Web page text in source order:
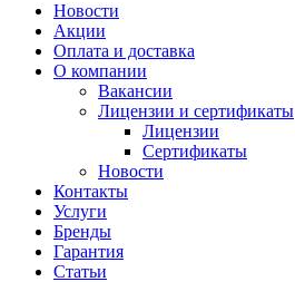
Новости
Акции
Оплата и доставка
О компании
Вакансии
Лицензии и сертификаты
Лицензии
Сертификаты
Новости
Контакты
Услуги
Бренды
Гарантия
Статьи